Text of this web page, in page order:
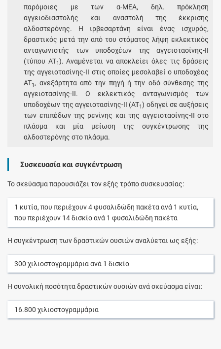
παρόμοιες με των α-ΜΕΑ, δηλ. πρόκληση
αγγειοδιαστολής και αναστολή της έκκρισης
αλδοστερόνης. Η ιρβεσαρτάνη είναι ένας ισχυρός,
δραστικός μετά την από του στόματος λήψη εκλεκτικός
ανταγωνιστής των υποδοχέων της αγγειοτασίνης-II
(τύπου AT1). Αναμένεται να αποκλείει όλες τις δράσεις
της αγγειοτασίνης-II στις οποίες μεσολαβεί ο υποδοχέας
AT1, ανεξάρτητα από την πηγή ή την οδό σύνθεσης της
αγγειοτασίνης-II. O εκλεκτικός ανταγωνισμός των
υποδοχέων της αγγειοτασίνης-II (AT1) οδηγεί σε αυξήσεις
των επιπέδων της ρενίνης και της αγγειοτασίνης-II στο
πλάσμα και μία μείωση της συγκέντρωσης της
αλδοστερόνης στο πλάσμα.
Συσκευασία και συγκέντρωση
Το σκεύασμα παρουσιάζει τον εξής τρόπο συσκευασίας:
1 κυτία, που περιέχουν4φυσαλιδώδη πακέταανά 1 κυτία,
που περιέχουν 14δισκίοανά 1 φυσαλιδώδη πακέτα
Η συγκέντρωση των δραστικών ουσιών αναλύεται ως εξής:
300 χιλιοστογραμμάριαανά 1 δισκίο
Η συνολική ποσότητα δραστικών ουσιών ανά σκεύασμα είναι:
16.800 χιλιοστογραμμάρια